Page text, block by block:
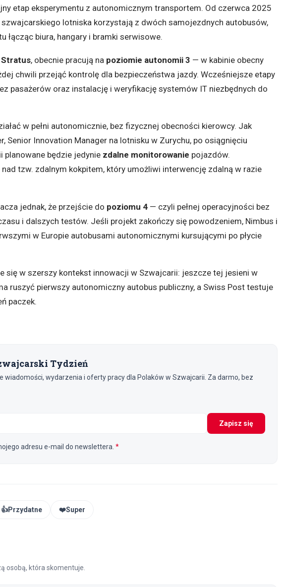
etap eksperymentu z autonomicznym transportem. Od czerwca 2025
lotniska korzystają z dwóch samojezdnych autobusów,
łącząc biura, hangary i bramki serwisowe.
Stratus, obecnie pracują na poziomie autonomii 3 — w kabinie obecny
chwili przejąć kontrolę dla bezpieczeństwa jazdy. Wcześniejsze etapy
pasażerów oraz instalację i weryfikację systemów IT niezbędnych do
w pełni autonomicznie, bez fizycznej obecności kierowcy. Jak
Senior Innovation Manager na lotnisku w Zurychu, po osiągnięciu
planowane będzie jedynie zdalne monitorowanie pojazdów.
tzw. zdalnym kokpitem, który umożliwi interwencję zdalną w razie
jednak, że przejście do poziomu 4 — czyli pełnej operacyjności bez
i dalszych testów. Jeśli projekt zakończy się powodzeniem, Nimbus i
w Europie autobusami autonomicznymi kursującymi po płycie
się w szerszy kontekst innowacji w Szwajcarii: jeszcze tej jesieni w
ruszyć pierwszy autonomiczny autobus publiczny, a Swiss Post testuje
paczek.
Tydzień
wiadomości, wydarzenia i oferty pracy dla Polaków w Szwajcarii. Za darmo, bez
Zapisz się
adresu e-mail do newslettera. *
👍Przydatne ❤️Super
osobą, która skomentuje.